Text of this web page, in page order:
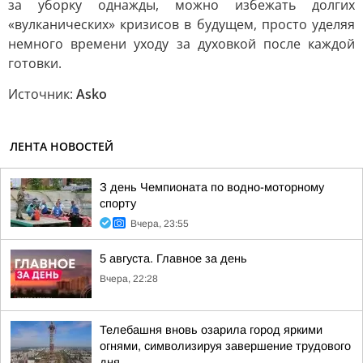
за уборку однажды, можно избежать долгих
«вулканических» кризисов в будущем, просто уделяя
немного времени уходу за духовкой после каждой
готовки.
Источник: Аsko
ЛЕНТА НОВОСТЕЙ
З день Чемпионата по водно-моторному
спорту
Вчера, 23:55
5 августа. Главное за день
Вчера, 22:28
Телебашня вновь озарила город яркими
огнями, символизируя завершение трудового